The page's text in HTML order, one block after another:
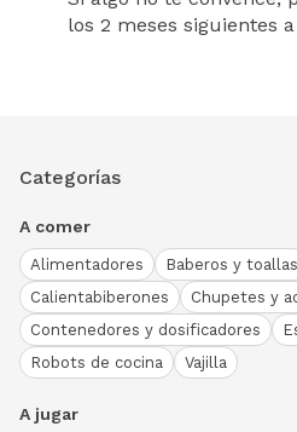
los 2 meses siguientes
Categorías
A comer
Alimentadores Baberos y toallas
Calientabiberones
Chupetes y
Contenedores y dosificadores
Robots de cocina
Vajilla
A jugar